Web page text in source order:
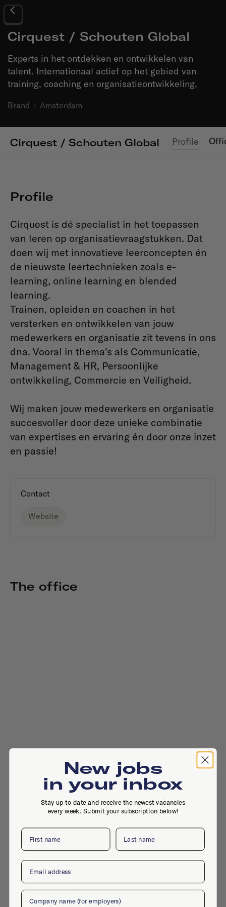
Cirquest / Schouten Global
Experts in het ontdekken en ontwikkelen van
talent. Internationaal actief op het gebied van
training, coaching en organisatieontwikkeling.
Brand · Amsterdam
Cirquest / Schouten Global Profile
Profile
Cirquest is dé specialist in het toepassen
van leren op organisatievraagstukken. Dat
doen wij met innovatieve leerconcepten én
de nieuwste leertechnieken zoals e-
learning, online learning en blended
learning.
Trainen, opleiden en coachen in het
versterken en ontwikkelen van jouw
medewerkers en organisatie zit tevens in ons
dna. Vooral in thema's als Communicatie,
Management & HR, Persoonlijke
ontwikkeling, Commercie en Veiligheid.
Wij maken jouw medewerkers en organisatie
succesvoller door deze unieke combinatie
van expertises en ervaring én door onze inzet
en passie!
Contact
Website
The office
Rijnsburgstraat 9-11, 1059 AT, Amsterdam
New jobs
in your inbox
Stay up to date and receive the newest vacancies
every week. Submit your subscription below!
First name Last name
Email
Company